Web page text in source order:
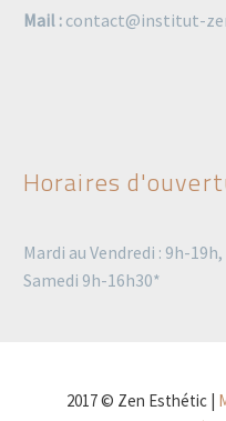
Mail : contact@institut-
Horaires
Mardi au Vendredi : 9h-19h,
Samedi 9h-16h30*
2017 © Zen Esthétic |